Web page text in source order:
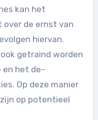
kan het
de ernst van
hiervan.
getraind worden
en het de-
Op deze manier
op potentieel